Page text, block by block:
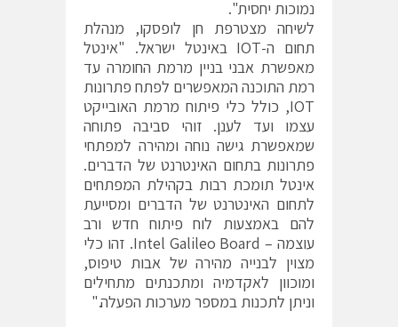
נמוכות יחסית".
לשיחה מצטרפת חן לופסקו, מנהלת
תחום ה-IOT באינטל ישראל. "אינטל
מאפשרת אבני בניין מרמת החומרה עד
רמת התוכנה המאפשרים לפתח פתרונות
IOT, כולל כלי פיתוח מרמת האובייקט
עצמו ועד לענן. זוהי סביבה פתוחה
שמאפשרת גישה נוחה ומהירה למפתחי
פתרונות בתחום האינטרנט של הדברים.
אינטל תומכת רבות בקהילת המפתחים
לתחום האינטרנט של הדברים ומסייעת
להם באמצעות לוח פיתוח חדש ורב
עוצמה – Intel Galileo Board. זהו כלי
מצוין לבנייה מהירה של אבות טיפוס,
ומוכוון לאקדמיה ומתכנתים מתחילים
וניתן לתכנות במספר מערכות הפעלה."